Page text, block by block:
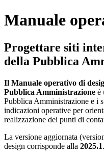
Manuale
Progettare siti
della Pubblica
Il Manuale operativo di
Pubblica Amministrazione è
Pubblica Amministrazione e i
indicazioni operative per
realizzazione dei punti di
La versione aggiornata
design corrisponde alla 2025.1.